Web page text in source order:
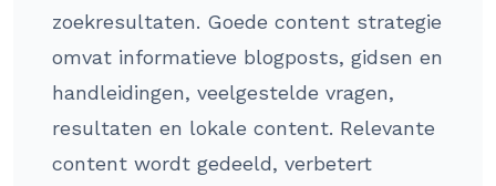
zoekresultaten. Goede content strategie
omvat informatieve blogposts, gidsen en
handleidingen, veelgestelde vragen,
resultaten en lokale content. Relevante
content wordt gedeeld, verbetert